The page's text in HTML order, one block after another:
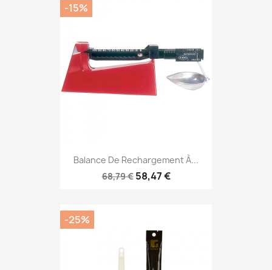
Balance De Rechargement À...
68,79 € 58,47 €
-15%
-25%